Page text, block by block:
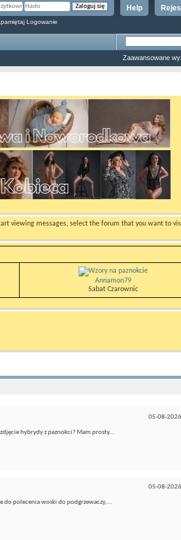
Help
Logowanie
Zaawansowane
viewing messages, select the forum that you want to
Annamon79
Sabat Czarownic
05-08-
hybrydy z paznokci? Mam prosty...
05-08-
do polecenia woski do podgrzewaczy,...